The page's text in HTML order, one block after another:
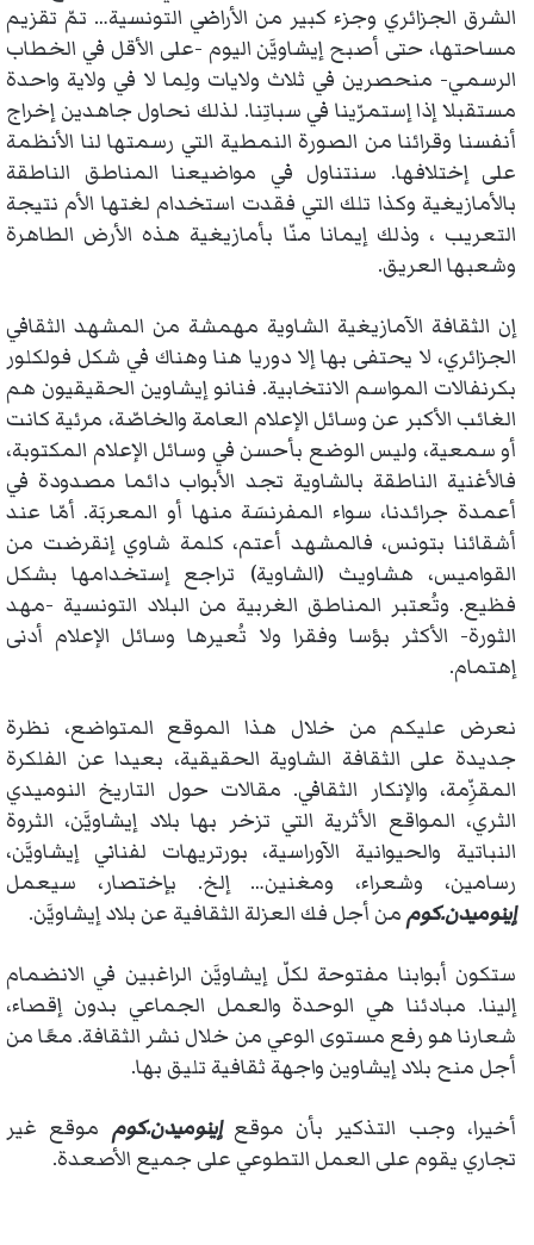
الشرق الجزائري وجزء كبير من الأراضي التونسية… تمّ تقزيم
مساحتها، حتى أصبح إيشاويَّن اليوم -على الأقل في الخطاب
الرسمي- منحصرين في ثلاث ولايات ولِما لا في ولاية واحدة
مستقبلا إذا إستمرّينا في سباتِنا. لذلك نحاول جاهدين إخراج
أنفسنا وقرائنا من الصورة النمطية التي رسمتها لنا الأنظمة
على إختلافها. سنتناول في مواضيعنا المناطق الناطقة
بالأمازيغية وكذا تلك التي فقدت استخدام لغتها الأم نتيجة
التعريب ، وذلك إيمانا منّا بأمازيغية هذه الأرض الطاهرة
وشعبها العريق.
إن الثقافة الآمازيغية الشاوية مهمشة من المشهد الثقافي
الجزائري، لا يحتفى بها إلا دوريا هنا وهناك في شكل فولكلور
بكرنفالات المواسم الانتخابية. فنانو إيشاوين الحقيقيون هم
الغائب الأكبر عن وسائل الإعلام العامة والخاصّة، مرئية كانت
أو سمعية، وليس الوضع بأحسن في وسائل الإعلام المكتوبة،
فالأغنية الناطقة بالشاوية تجد الأبواب دائما مصدودة في
أعمدة جرائدنا، سواء المفرنسَة منها أو المعربَة. أمّا عند
أشقائنا بتونس، فالمشهد أعتم، كلمة شاوي إنقرضت من
القواميس، هشاويث (الشاوية) تراجع إستخدامها بشكل
فظيع. وتُعتبر المناطق الغربية من البلاد التونسية -مهد
الثورة- الأكثر بؤسا وفقرا ولا تُعيرها وسائل الإعلام أدنى
إهتمام.
نعرض عليكم من خلال هذا الموقع المتواضع، نظرة
جديدة على الثقافة الشاوية الحقيقية، بعيدا عن الفلكرة
المقزِّمة، والإنكار الثقافي. مقالات حول التاريخ النوميدي
الثري، المواقع الأثرية التي تزخر بها بلاد إيشاويَّن، الثروة
النباتية والحيوانية الآوراسية، بورتريهات لفناني إيشاويَّن،
رسامين، وشعراء، ومغنين… إلخ. بإختصار، سيعمل
إينوميدن.كوممن أجل فك العزلة الثقافية عن بلاد إيشاويَّن.
ستكون أبوابنا مفتوحة لكلّ إيشاويَّن الراغبين في الانضمام
إلينا. مبادئنا هي الوحدة والعمل الجماعي بدون إقصاء،
شعارنا هو رفع مستوى الوعي من خلال نشر الثقافة. معًا من
أجل منح بلاد إيشاوين واجهة ثقافية تليق بها.
أخيرا، وجب التذكير بأن موقعإينوميدن.كوم موقع غير
تجاري يقوم على العمل التطوعي على جميع الأصعدة.